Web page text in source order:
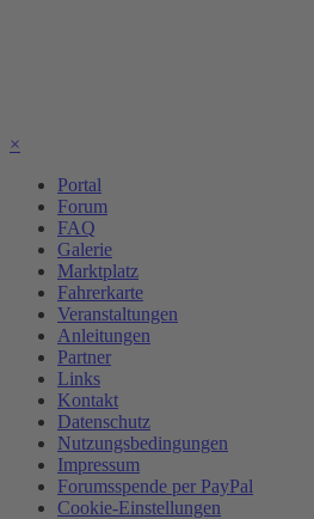
×
Portal
Forum
FAQ
Galerie
Marktplatz
Fahrerkarte
Veranstaltungen
Anleitungen
Partner
Links
Kontakt
Datenschutz
Nutzungsbedingungen
Impressum
Forumsspende per PayPal
Cookie-Einstellungen